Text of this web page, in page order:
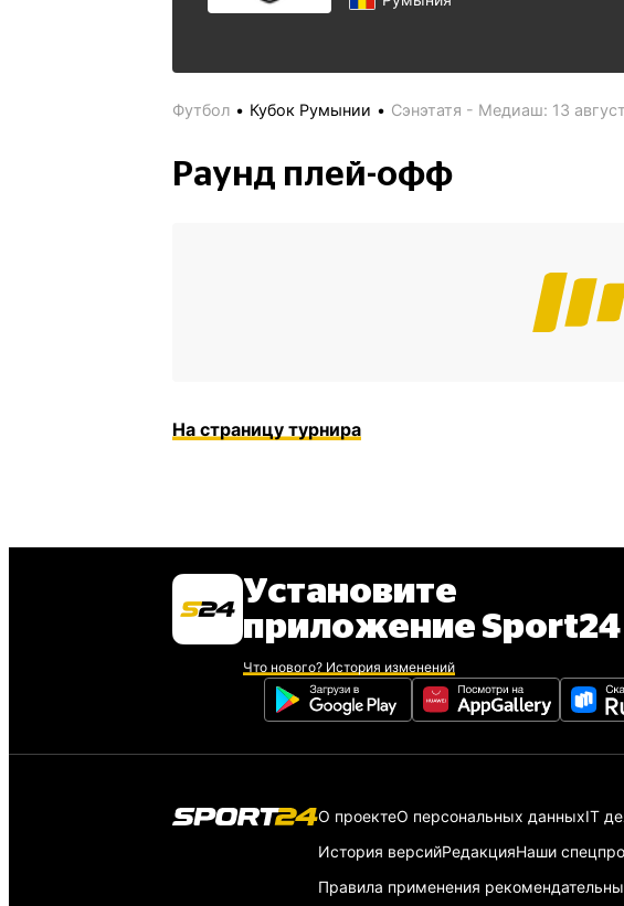
Футбол Кубок Румынии Сэнэтатя - Медиаш: 13
Раунд плей-офф
На страницу турнира
Установите
приложение Sport24
Что нового? История изменений
О проектеО персональных данныхIT
История версийРедакцияНаши
Правила применения